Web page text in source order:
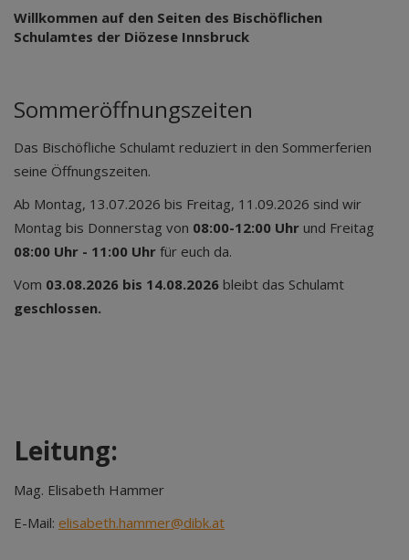
Willkommen auf den Seiten des Bischöflichen
Schulamtes der Diözese Innsbruck
Sommeröffnungszeiten
Das Bischöfliche Schulamt reduziert in den Sommerferien
seine Öffnungszeiten.
Ab Montag, 13.07.2026 bis Freitag, 11.09.2026 sind wir
Montag bis Donnerstag von 08:00-12:00 Uhr und Freitag
08:00 Uhr - 11:00 Uhr für euch da.
Vom 03.08.2026 bis 14.08.2026 bleibt das Schulamt
geschlossen.
Leitung:
Mag. Elisabeth Hammer
E-Mail: elisabeth.hammer@dibk.at